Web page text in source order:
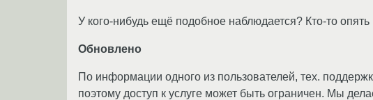
У кого-нибудь ещё подобное наблюдается? Кто-то
Обновлено
По информации одного из пользователей, тех.
поэтому доступ к услуге может быть ограничен. Мы